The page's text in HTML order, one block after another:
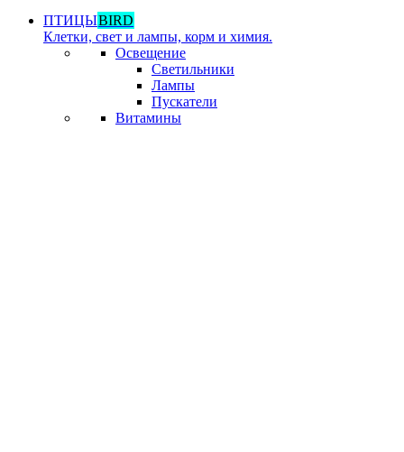
ПТИЦЫBIRD
Клетки, свет и лампы, корм и химия.
Освещение
Светильники
Лампы
Пускатели
Витамины